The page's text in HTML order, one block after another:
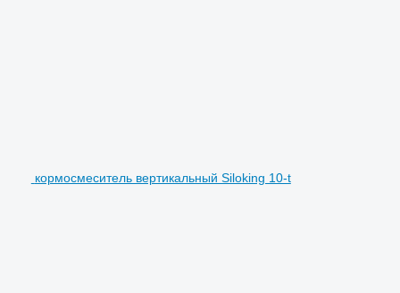
кормосмеситель вертикальный Siloking 10-t